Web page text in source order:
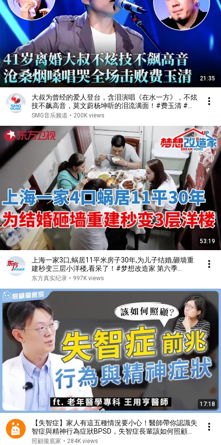
21:35
大叔为曾经的爱人登台，含泪演唱《在水一方》，不炫
技不飙高音，莫文蔚杨坤听的泪流满面！#费玉清 #任
柏儒 #天籁之战1 精华版 clip
SMG音乐频道 • 200K views
53:19
上海一家3口,蜗居11平米房子30年,为儿子结婚,砸墙重
建秒变三层小洋楼,看呆了！#梦想改造家 第六季
S06EP02
东方真实纪录 • 997K views
17:18
【失智症】家人有這五種情況要小心！醫師帶你認識失
智症與精神行為症狀BPSD，失智症長輩該如何照顧？
ft.王用亨醫師
照顧攏底家 • 284K views